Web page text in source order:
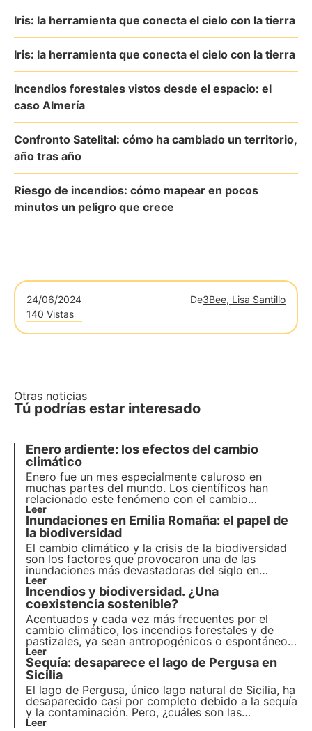
Iris: la herramienta que conecta el cielo con la tierra
Iris: la herramienta que conecta el cielo con la tierra
Incendios forestales vistos desde el espacio: el
caso Almería
Confronto Satelital: cómo ha cambiado un territorio,
año tras año
Riesgo de incendios: cómo mapear en pocos
minutos un peligro que crece
24/06/2024 De3Bee, Lisa Santillo
140 Vistas
Otras noticias
Tú podrías estar interesado
Enero ardiente: los efectos del cambio
climático
Enero fue un mes especialmente caluroso en
muchas partes del mundo. Los científicos han
relacionado este fenómeno con el cambio
climático. Muchas zonas del mundo se enfrentan a
incendios, sequías e inundaciones más frecuentes
e intensas, poniendo en peligro los ecosistemas y
los polinizadores.
Leer
Inundaciones en Emilia Romaña: el papel de
la biodiversidad
El cambio climático y la crisis de la biodiversidad
son los factores que provocaron una de las
inundaciones más devastadoras del siglo en
Emilia-Romaña. Dos riadas se sucedieron,
provocando la inundación de ciudades y pueblos
enteros.
Leer
Incendios y biodiversidad. ¿Una
coexistencia sostenible?
Acentuados y cada vez más frecuentes por el
cambio climático, los incendios forestales y de
pastizales, ya sean antropogénicos o espontáneos,
liberan enormes cantidades de CO2 y alteran el
ecosistema forestal con repercusiones diversas y a
menudo duraderas en la vegetación, el suelo y la
fauna.
Leer
Sequía: desaparece el lago de Pergusa en
Sicilia
El lago de Pergusa, único lago natural de Sicilia, ha
desaparecido casi por completo debido a la sequía
y la contaminación. Pero, ¿cuáles son las
consecuencias para el medio ambiente y la
Leer